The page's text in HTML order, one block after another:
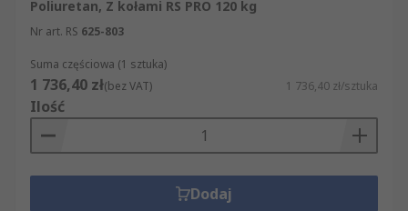
Poliuretan, Z kołami RS PRO 120 kg
Nr art. RS 625-803
Suma częściowa (1 sztuka)
1 736,40 zł(bez VAT) 1 736,40 zł/sztuka
Ilość
Dodaj